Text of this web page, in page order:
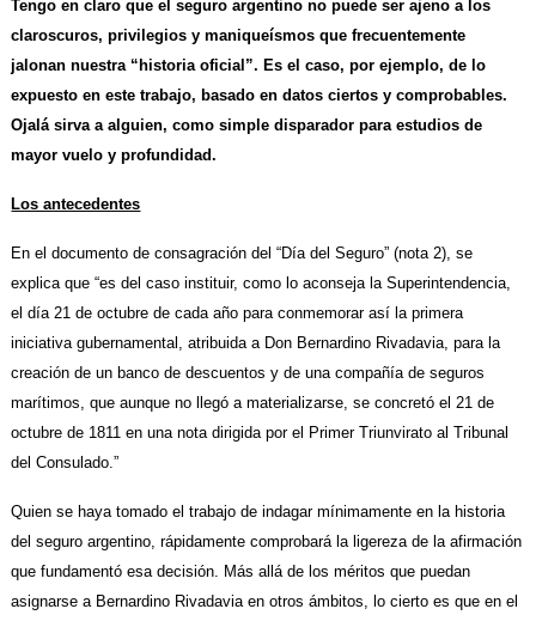
Tengo en claro que el seguro argentino no puede ser ajeno a los
claroscuros, privilegios y maniqueísmos que frecuentemente
jalonan nuestra “historia oficial”. Es el caso, por ejemplo, de lo
expuesto en este trabajo, basado en datos ciertos y comprobables.
Ojalá sirva a alguien, como simple disparador para estudios de
mayor vuelo y profundidad.
Los antecedentes
En el documento de consagración del “Día del Seguro” (nota 2), se
explica que “es del caso instituir, como lo aconseja la Superintendencia,
el día 21 de octubre de cada año para conmemorar así la primera
iniciativa gubernamental, atribuida a Don Bernardino Rivadavia, para la
creación de un banco de descuentos y de una compañía de seguros
marítimos, que aunque no llegó a materializarse, se concretó el 21 de
octubre de 1811 en una nota dirigida por el Primer Triunvirato al Tribunal
del Consulado.”
Quien se haya tomado el trabajo de indagar mínimamente en la historia
del seguro argentino, rápidamente comprobará la ligereza de la afirmación
que fundamentó esa decisión. Más allá de los méritos que puedan
asignarse a Bernardino Rivadavia en otros ámbitos, lo cierto es que en el